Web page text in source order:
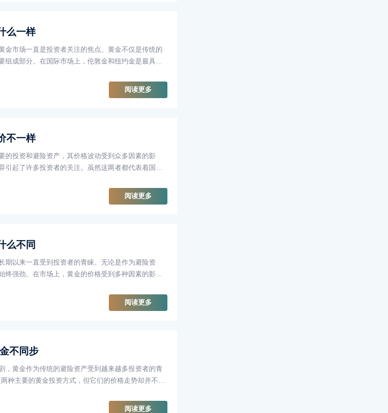
么一样
金市场一直是投资者关注的焦点。黄金不仅是传统的
组成部分。在国际市场上，伦敦金和纽约金是最具影
投资者和分析师的兴趣，究竟是什么原因导致伦敦金
阅读更多
不一样
的投资和避险资产，其价格波动受到众多因素的影
起了许多投资者的关注。虽然这两者都代表着国际
阅读更多
么不同
期以来一直受到投资者的青睐。无论是作为避险资
终强劲。在市场上，黄金的价格受到多种因素的影
阅读更多
不同步
，黄金作为传统的避险资产受到越来越多投资者的青
种主要的黄金投资方式，但它们的价格走势却并不总
阅读更多